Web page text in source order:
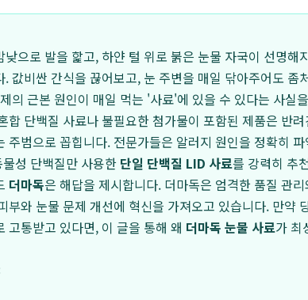
으로 발을 핥고, 하얀 털 위로 붉은 눈물 자국이 선명해
값비싼 간식을 끊어보고, 눈 주변을 매일 닦아주어도 좀
의 근본 원인이 매일 먹는 '사료'에 있을 수 있다는 사실
합 단백질 사료나 불필요한 첨가물이 포함된 제품은 반
주범으로 꼽힙니다. 전문가들은 알러지 원인을 정확히
성 단백질만 사용한 단일 단백질 LID 사료를 강력히 추
더마독은 해답을 제시합니다. 더마독은 엄격한 품질 관
부와 눈물 문제 개선에 혁신을 가져오고 있습니다. 만약
고통받고 있다면, 이 글을 통해 왜 더마독 눈물 사료가 최